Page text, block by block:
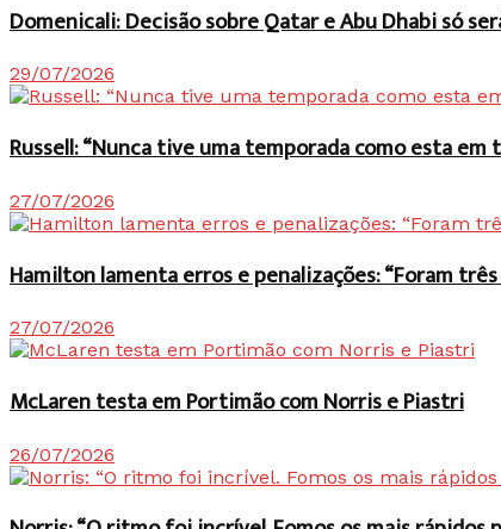
Domenicali: Decisão sobre Qatar e Abu Dhabi só
29/07/2026
Russell: “Nunca tive uma temporada como esta em
27/07/2026
Hamilton lamenta erros e penalizações: “Foram
27/07/2026
McLaren testa em Portimão com Norris e Piastri
26/07/2026